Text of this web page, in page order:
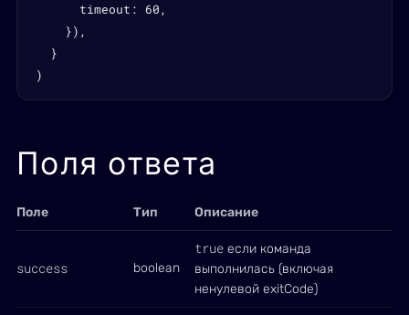
      timeout: 60,
    }),
  }
)
Поля ответа
Поле Тип Описание
success boolean
true если команда
выполнилась (включая
ненулевой exitCode)